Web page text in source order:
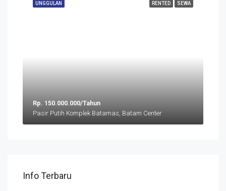
RENTED SEWA
UNGGULAN
Rp. 150.000.000/Tahun
Pasir Putih Komplek Batamas, Batam Center
Info Terbaru